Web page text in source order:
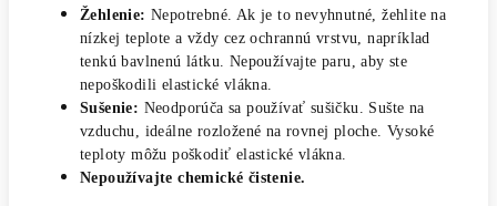
Žehlenie: Nepotrebné. Ak je to nevyhnutné, žehlite na
nízkej teplote a vždy cez ochrannú vrstvu, napríklad
tenkú bavlnenú látku. Nepoužívajte paru, aby ste
nepoškodili elastické vlákna.
Sušenie: Neodporúča sa používať sušičku. Sušte na
vzduchu, ideálne rozložené na rovnej ploche. Vysoké
teploty môžu poškodiť elastické vlákna.
Nepoužívajte chemické čistenie.